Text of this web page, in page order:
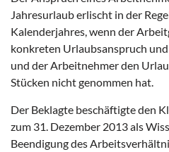
Jahresurlaub erlischt in der
Kalenderjahres, wenn der
konkreten Urlaubsanspruch
und der Arbeitnehmer den
Stücken nicht genommen hat.
Der Beklagte beschäftigte den
zum 31. Dezember 2013 als
Beendigung des